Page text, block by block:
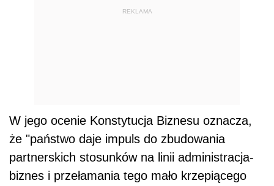
REKLAMA
W jego ocenie Konstytucja Biznesu oznacza,
że "państwo daje impuls do zbudowania
partnerskich stosunków na linii administracja-
biznes i przełamania tego mało krzepiącego